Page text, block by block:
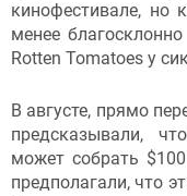
кинофестивале, но
менее
Rotten Tomatoes у
В августе, прямо
предсказывали,
может собрать
предполагали, что